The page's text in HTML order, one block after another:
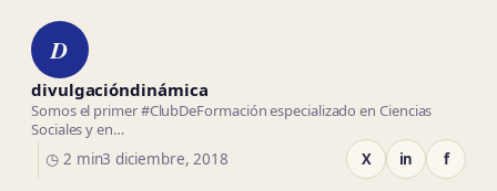
D
divulgacióndinámica
Somos el primer #ClubDeFormación especializado en Ciencias
Sociales y en…
◷ 2 min3 diciembre, 2018 X in f